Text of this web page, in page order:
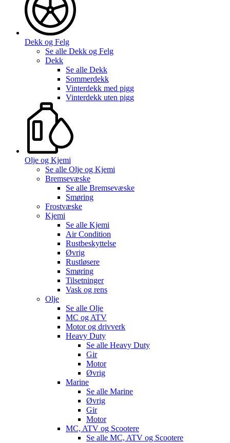
Dekk og Felg
Se alle Dekk og Felg
Dekk
Se alle Dekk
Sommerdekk
Vinterdekk med pigg
Vinterdekk uten pigg
Olje og Kjemi
Se alle Olje og Kjemi
Bremsevæske
Se alle Bremsevæske
Smøring
Frostvæske
Kjemi
Se alle Kjemi
Air Condition
Rustbeskyttelse
Øvrig
Rustløsere
Smøring
Tilsetninger
Vask og rens
Olje
Se alle Olje
MC og ATV
Motor og drivverk
Heavy Duty
Se alle Heavy Duty
Gir
Motor
Øvrig
Marine
Se alle Marine
Øvrig
Gir
Motor
MC, ATV og Scootere
Se alle MC, ATV og Scootere